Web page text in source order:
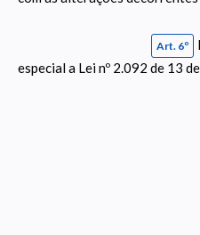
Art. 6º
especial a Lei nº 2.092 de 13